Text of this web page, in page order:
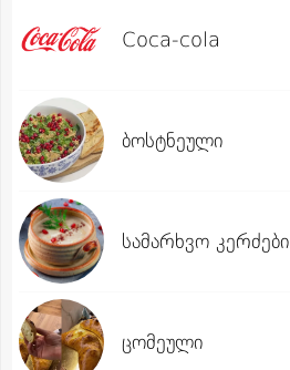
Coca-cola
ბოსტნეული
სამარხვო კერძები
ცომეული